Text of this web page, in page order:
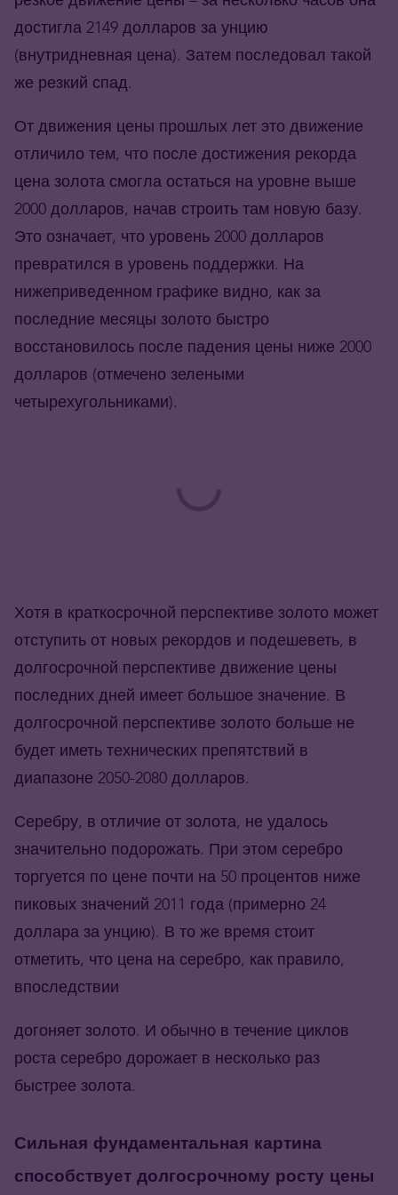
достигла 2149 долларов за унцию
(внутридневная цена). Затем последовал такой
же резкий спад.
От движения цены прошлых лет это движение
отличило тем, что после достижения рекорда
цена золота смогла остаться на уровне выше
2000 долларов, начав строить там новую базу.
Это означает, что уровень 2000 долларов
превратился в уровень поддержки. На
нижеприведенном графике видно, как за
последние месяцы золото быстро
восстановилось после падения цены ниже 2000
долларов (отмечено зелеными
четырехугольниками).
Хотя в краткосрочной перспективе золото может
отступить от новых рекордов и подешеветь, в
долгосрочной перспективе движение цены
последних дней имеет большое значение. В
долгосрочной перспективе золото больше не
будет иметь технических препятствий в
диапазоне 2050-2080 долларов.
Серебру, в отличие от золота, не удалось
значительно подорожать. При этом серебро
торгуется по цене почти на 50 процентов ниже
пиковых значений 2011 года (примерно 24
доллара за унцию). В то же время стоит
отметить, что цена на серебро, как правило,
впоследствии
догоняет золото. И обычно в течение циклов
роста серебро дорожает в несколько раз
быстрее золота.
Сильная фундаментальная картина
способствует долгосрочному росту цены